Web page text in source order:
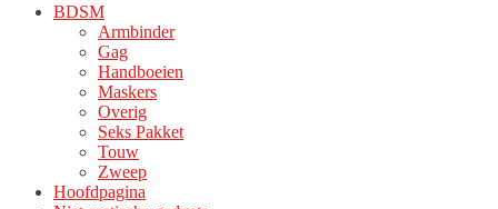
BDSM
Armbinder
Gag
Handboeien
Maskers
Overig
Seks Pakket
Touw
Zweep
Hoofdpagina